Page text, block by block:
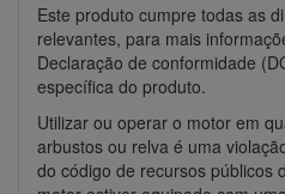
Este produto cumpre todas as
relevantes, para mais
Declaração de conformidade
específica do produto.
Utilizar ou operar o motor em
arbustos ou relva é uma
do código de recursos públicos